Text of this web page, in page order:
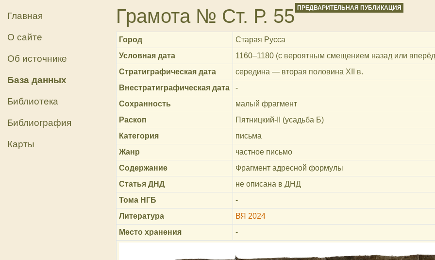
Главная
О сайте
Об источнике
База данных
Библиотека
Библиография
Карты
Грамота № Ст. Р. 55 ПРЕДВАРИТЕЛЬНАЯ ПУБЛИКАЦИЯ
Город
Старая Русса
Условная дата
1160‒1180 (с вероятным смещением назад или
Стратиграфическая дата
середина — вторая половина XII в.
Внестратиграфическая дата
-
Сохранность
малый фрагмент
Раскоп
Пятницкий-II (усадьба Б)
Категория
письма
Жанр
частное письмо
Содержание
Фрагмент адресной формулы
Статья ДНД
не описана в ДНД
Тома НГБ
-
Литература
ВЯ 2024
Место хранения
-